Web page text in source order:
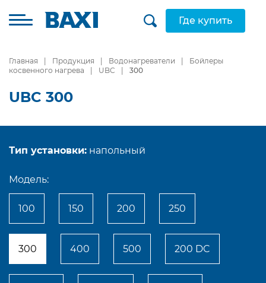
Где купить
Главная Продукция Водонагреватели
Бойлеры
косвенного нагрева
UBC 300
UBC 300
Тип установки: напольный
Модель:
100 150 200 250
300 400 500 200 DC